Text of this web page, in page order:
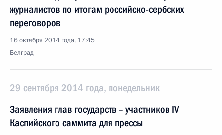
журналистов по итогам российско-сербских
переговоров
16 октября 2014 года, 17:45
Белград
29 сентября 2014 года, понедельник
Заявления глав государств – участников IV
Каспийского саммита для прессы